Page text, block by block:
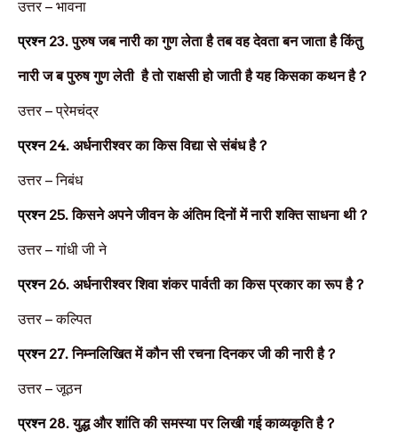
उत्तर – भावना
प्रश्न 23.पुरुष जब नारी का गुण लेता है तब वह देवता बन जाता है किंतु
नारी ज ब पुरुष गुण लेती है तो राक्षसी हो जाती है यह किसका कथन है?
उत्तर –प्रेमचंद्र
प्रश्न 24. अर्धनारीश्वर का किस विद्या से संबंध है?
उत्तर –निबंध
प्रश्न 25.किसने अपने जीवन के अंतिम दिनों में नारी शक्ति साधना थी?
उत्तर –गांधी जी ने
प्रश्न 26. अर्धनारीश्वर शिवा शंकर पार्वती का किस प्रकार का रूप है?
उत्तर –कल्पित
प्रश्न 27.निम्नलिखित में कौन सी रचना दिनकर जी की नारी है?
उत्तर –जूठन
प्रश्न 28.युद्ध और शांति की समस्या पर लिखी गई काव्यकृति है?